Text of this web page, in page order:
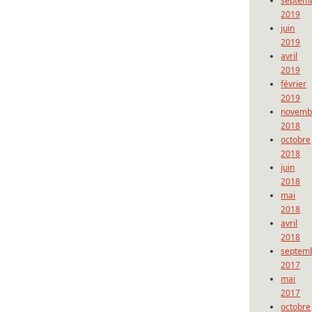
2019
juin
2019
avril
2019
février
2019
2018
octobre
2018
juin
2018
mai
2018
avril
2018
2017
mai
2017
octobre